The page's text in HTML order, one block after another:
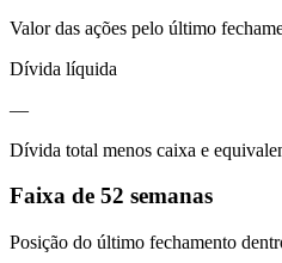
Valor das ações pelo último
Dívida líquida
—
Dívida total menos caixa e
Faixa de 52 semanas
Posição do último fechamento